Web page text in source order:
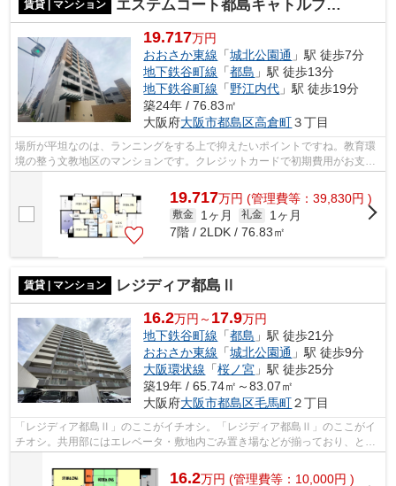
賃貸 | マンション エステムコート都島キャトルプランシュ 高倉小学校区
19.717万円
おおさか東線 「城北公園通 」駅 徒歩7分
地下鉄谷町線 「都島 」駅 徒歩13分
地下鉄谷町線 「野江内代 」駅 徒歩19分
築24年 / 76.83㎡
大阪府大阪市都島区高倉町３丁目
場所が平坦なのは、ランニングをする上で抑えたいポイントですね。教育環
境の整う文教地区のマンションです。クレジットカードで初期費用がお支払
19.717万円 (管理費等：39,830円 )
敷金 1ヶ月 礼金
1ヶ月
7階 / 2LDK / 76.83㎡
賃貸 | マンション レジディア都島Ⅱ
16.2万円～ 17.9万円
地下鉄谷町線 「都島 」駅 徒歩21分
おおさか東線 「城北公園通 」駅 徒歩9分
大阪環状線 「桜ノ宮 」駅 徒歩25分
築19年 / 65.74㎡～83.07㎡
大阪府大阪市都島区毛馬町２丁目
「レジディア都島Ⅱ」のここがイチオシ。「レジディア都島Ⅱ」のここがイ
チオシ。共用部にはエレベータ・敷地内ごみ置き場などが揃っており、とて
16.2万円 (管理費等：10,000円 )